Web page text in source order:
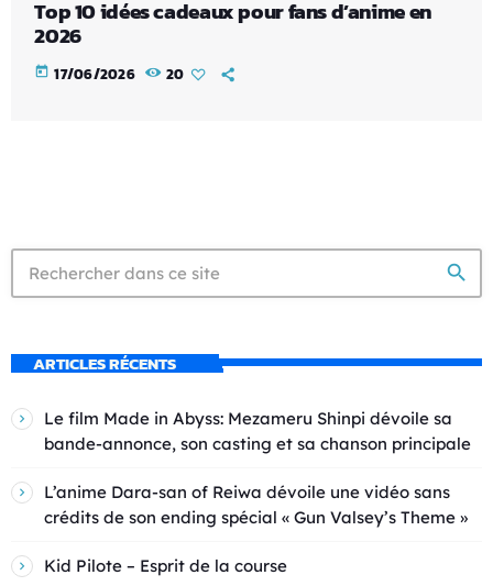
Top 10 idées cadeaux pour fans d’anime en
2026
today 17/06/2026 20
search
ARTICLES RÉCENTS
Le film Made in Abyss: Mezameru Shinpi dévoile sa
bande-annonce, son casting et sa chanson principale
L’anime Dara-san of Reiwa dévoile une vidéo sans
crédits de son ending spécial « Gun Valsey’s Theme »
Kid Pilote – Esprit de la course